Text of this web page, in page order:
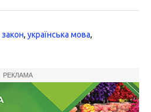
закон, українська мова,
РЕКЛАМА